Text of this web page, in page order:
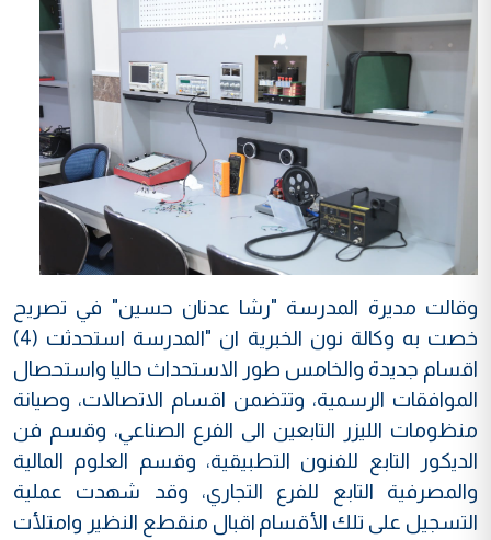
وقالت مديرة المدرسة "رشا عدنان حسين" في تصريح
خصت به وكالة نون الخبرية ان "المدرسة استحدثت (4)
اقسام جديدة والخامس طور الاستحداث حاليا واستحصال
الموافقات الرسمية، وتتضمن اقسام الاتصالات، وصيانة
منظومات الليزر التابعين الى الفرع الصناعي، وقسم فن
الديكور التابع للفنون التطبيقية، وقسم العلوم المالية
والمصرفية التابع للفرع التجاري، وقد شهدت عملية
التسجيل على تلك الأقسام اقبال منقطع النظير وامتلأت